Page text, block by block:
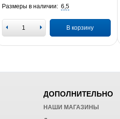
Размеры в наличии: 6,5
В корзину
ДОПОЛНИТЕЛЬНО
НАШИ МАГАЗИНЫ